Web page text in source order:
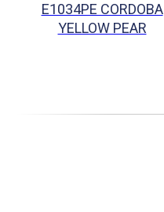
E1034PE CORDOBA
YELLOW PEAR